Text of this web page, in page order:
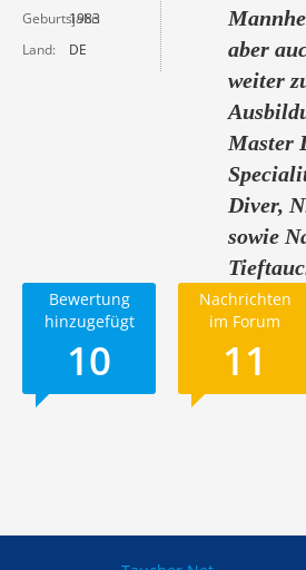
aber
weiter
Master
Diver,
sowie
Geburtsjahr
1983
Land
DE
Bewertung
hinzugefügt
10
Nachrichten
im Forum
11